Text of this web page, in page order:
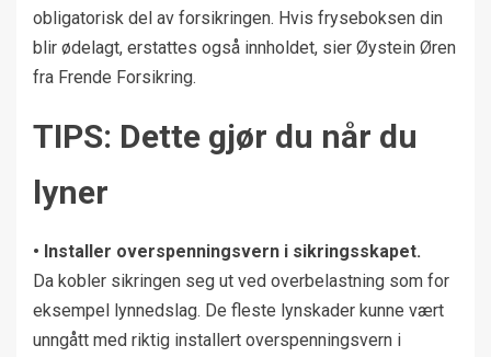
obligatorisk del av forsikringen. Hvis fryseboksen din
blir ødelagt, erstattes også innholdet, sier Øystein Øren
fra Frende Forsikring.
TIPS: Dette gjør du når du
lyner
• Installer overspenningsvern i sikringsskapet.
Da kobler sikringen seg ut ved overbelastning som for
eksempel lynnedslag. De fleste lynskader kunne vært
unngått med riktig installert overspenningsvern i